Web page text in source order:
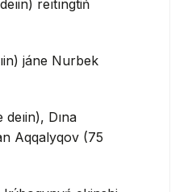
reıtıngtiń
jáne Nurbek
Dına
Aqqalyqov (75